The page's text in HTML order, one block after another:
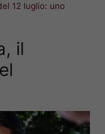
12 luglio: uno
il